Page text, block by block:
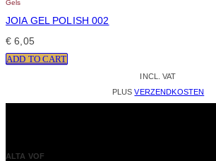
Gels
JOIA GEL POLISH 002
€ 6,05
ADD TO CART
INCL. VAT
PLUSVERZENDKOSTEN
ALTA VOF